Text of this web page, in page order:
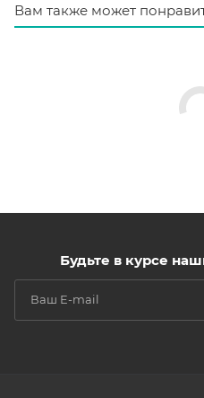
Вам также может
Будьте в курсе